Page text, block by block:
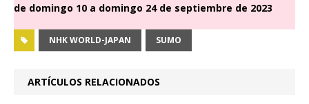
de domingo 10 a domingo 24 de septiembre de 2023
NHK WORLD-JAPAN SUMO
ARTÍCULOS RELACIONADOS